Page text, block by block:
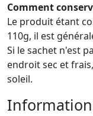
Comment
Le produit étant
110g, il est
Si le sachet n'est
endroit sec et
soleil.